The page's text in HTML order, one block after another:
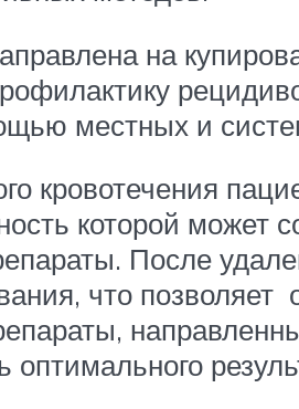
на
местных и
кровотечения
которой может
После
что
оптимального